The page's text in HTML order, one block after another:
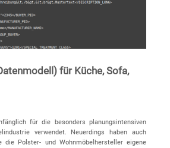
für Küche, Sofa,
für die besonders planungsintensiven
verwendet. Neuerdings haben auch
die Polster- und Wohnmöbelhersteller eigene